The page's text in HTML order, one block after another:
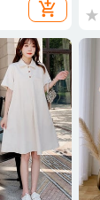
add_shopping_cart